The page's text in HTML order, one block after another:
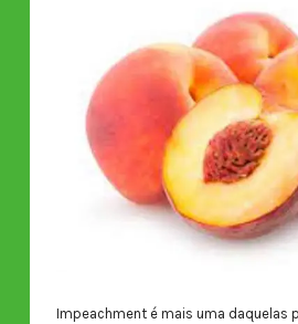
Impeachment é mais uma daquelas